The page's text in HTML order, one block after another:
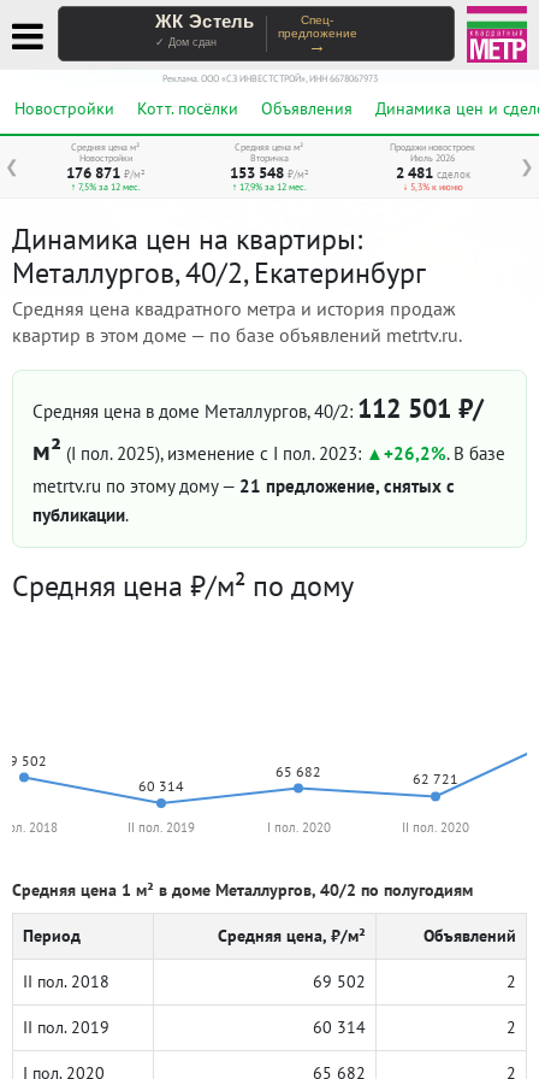
ЖК Эстель
✓ Дом сдан
Спец-
предложение
→
Реклама. ООО «СЗ ИНВЕСТСТРОЙ», ИНН 6678067973
Новостройки Котт. посёлки Объявления Динамика цен и
❮ ❯
Средняя цена м²
Новостройки
176 871 ₽/м²
↑ 7,5% за 12 мес.
Средняя цена м²
Вторичка
153 548 ₽/м²
↑ 17,9% за 12 мес.
Продажи новостроек
Июль 2026
2 481 сделок
↓ 5,3% к июню
Динамика цен на квартиры:
Металлургов, 40/2, Екатеринбург
Средняя цена квадратного метра и история продаж
квартир в этом доме — по базе объявлений metrtv.ru.
Средняя цена в доме Металлургов, 40/2: 112 501 ₽/
м² (I пол. 2025), изменение с I пол. 2023: +26,2%. В базе
metrtv.ru по этому дому — 21 предложение, снятых с
публикации.
Средняя цена ₽/м² по дому
69 502
60 314
65 682 62 721
2018 II пол. 2019 I пол. 2020 II пол. 2020
Средняя цена 1 м² в доме Металлургов, 40/2 по полугодиям
Период Средняя цена, ₽/м² Объявлений
II пол. 2018 69 502 2
II пол. 2019 60 314 2
I пол. 2020 65 682 2